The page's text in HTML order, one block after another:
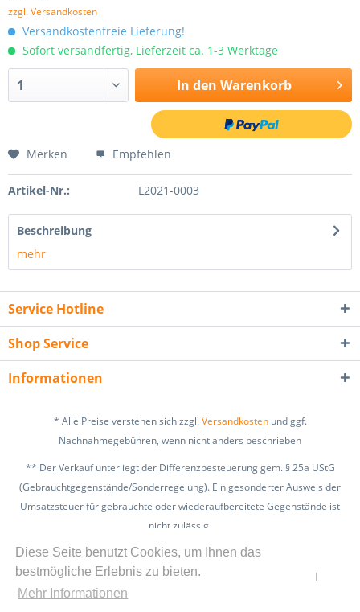
Diese Seite benutzt Cookies, um Ihnen das
bestmögliche Erlebnis zu bieten.
Mehr Informationen
zzgl. Versandkosten
Versandkostenfreie Lieferung!
Sofort versandfertig, Lieferzeit ca. 1-3 Werktage
In den Warenkorb
Merken Empfehlen
Artikel-Nr.: L2021-0003
Beschreibung
mehr
Service Hotline
Shop Service
Informationen
* Alle Preise verstehen sich zzgl.Versandkostenund ggf.
Nachnahmegebühren, wenn nicht anders beschrieben
** Der Verkauf unterliegt der Differenzbesteuerung gem. § 25a UStG
(Gebrauchtgegenstände/Sonderregelung). Ein gesonderter Ausweis der
Umsatzsteuer für gebrauchte oder wiederaufbereitete Gegenstände ist
nicht zulässig.
zzgl. Versandkosten
Kontakt Widerrufsbelehrung